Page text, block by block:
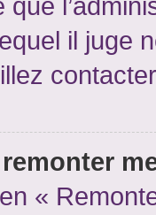
il juge
«